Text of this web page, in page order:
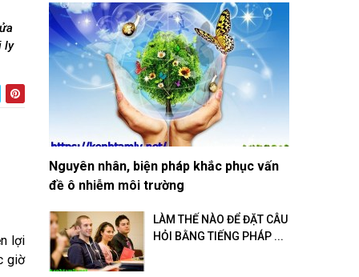
ly
lợi
giờ
Nguyên nhân, biện pháp khắc phục vấn
đề ô nhiễm môi trường
LÀM THẾ NÀO ĐỂ ĐẶT CÂU
HỎI BẰNG TIẾNG PHÁP ...